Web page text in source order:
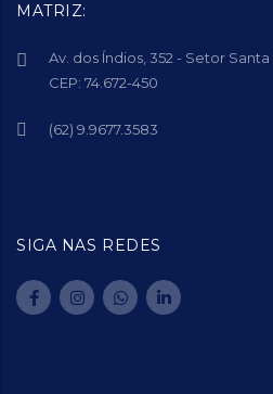
MATRIZ:
Av. dos Índios, 352 - Setor
CEP: 74.672-450
(62) 9.9677.3583
SIGA NAS REDES